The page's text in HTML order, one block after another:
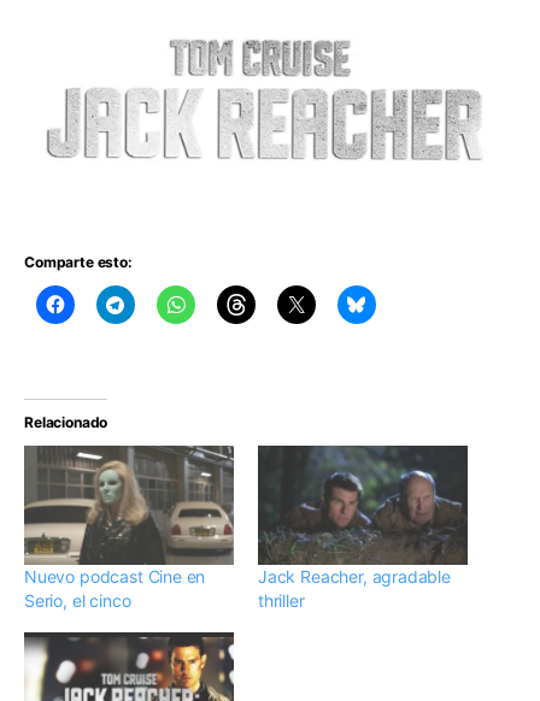
Comparte esto:
Relacionado
Nuevo podcast Cine en
Serio, el cinco
Jack Reacher, agradable
thriller